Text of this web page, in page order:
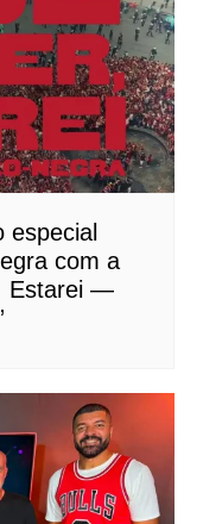
especial
com a
Estarei —